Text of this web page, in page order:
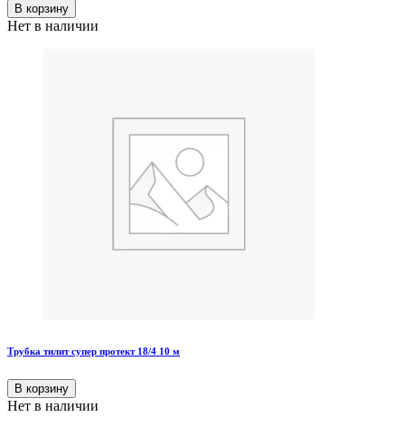
В корзину
Нет в наличии
Трубка тилит супер протект 18/4 10 м
В корзину
Нет в наличии